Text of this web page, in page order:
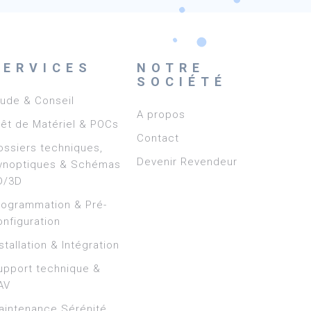
& Conseil
de Matériel & POCs
techniques,
& Schémas
3D
& Pré-
& Intégration
technique &
NOTRE
SOCIÉTÉ
A propos
Contact
Devenir Revendeur